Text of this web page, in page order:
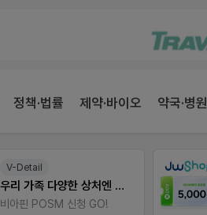
정책·법률 제약·바이오 약국·병원
V-Detail
우리 가족 다양한 상처엔 비아핀!
비아핀 POSM 신청 GO!